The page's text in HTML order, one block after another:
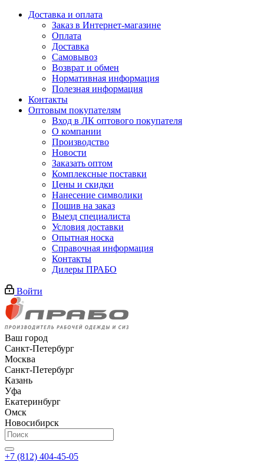
Доставка и оплата
Заказ в Интернет-магазине
Оплата
Доставка
Самовывоз
Возврат и обмен
Нормативная информация
Полезная информация
Контакты
Оптовым покупателям
Вход в ЛК оптового покупателя
О компании
Производство
Новости
Заказать оптом
Комплексные поставки
Цены и скидки
Нанесение символики
Пошив на заказ
Выезд специалиста
Условия доставки
Опытная носка
Справочная информация
Контакты
Дилеры ПРАБО
Войти
Ваш город
Санкт-Петербург
Москва
Санкт-Петербург
Казань
Уфа
Екатеринбург
Омск
Новосибирск
+7 (812) 404-45-05